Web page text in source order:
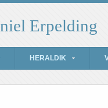
Erpelding
HERALDIK